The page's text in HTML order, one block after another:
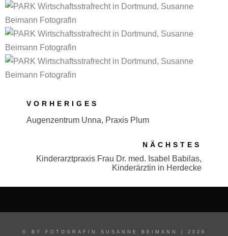
VORHERIGES
Augenzentrum Unna, Praxis Plum
NÄCHSTES
Kinderarztpraxis Frau Dr. med. Isabel Babilas,
Kinderärztin in Herdecke
© BY FOTOGRAFIN SUSANNE BEIMANN | 2026